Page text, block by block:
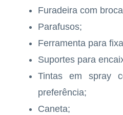
Furadeira com
Parafusos;
Ferramenta para
Suportes para
Tintas em spray
preferência;
Caneta;